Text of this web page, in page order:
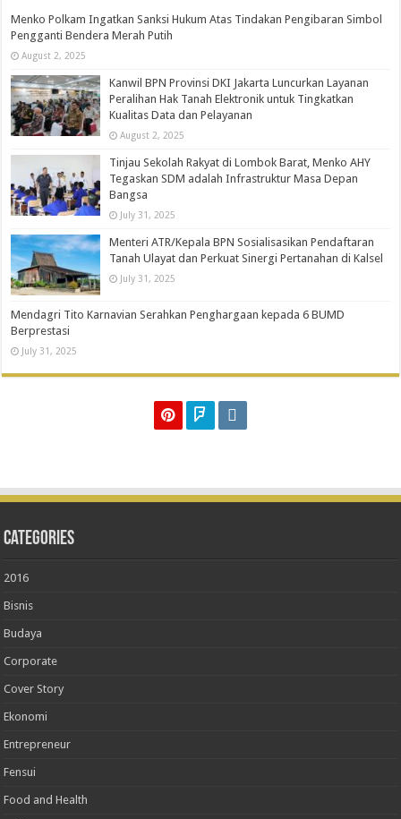
Menko Polkam Ingatkan Sanksi Hukum Atas Tindakan Pengibaran Simbol
Pengganti Bendera Merah Putih
August 2, 2025
Kanwil BPN Provinsi DKI Jakarta Luncurkan Layanan
Peralihan Hak Tanah Elektronik untuk Tingkatkan
Kualitas Data dan Pelayanan
August 2, 2025
Tinjau Sekolah Rakyat di Lombok Barat, Menko AHY
Tegaskan SDM adalah Infrastruktur Masa Depan
Bangsa
July 31, 2025
Menteri ATR/Kepala BPN Sosialisasikan Pendaftaran
Tanah Ulayat dan Perkuat Sinergi Pertanahan di Kalsel
July 31, 2025
Mendagri Tito Karnavian Serahkan Penghargaan kepada 6 BUMD
Berprestasi
July 31, 2025
Categories
2016
Bisnis
Budaya
Corporate
Cover Story
Ekonomi
Entrepreneur
Fensui
Food and Health